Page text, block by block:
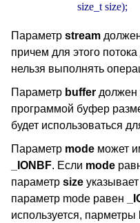
                        size_t size);
Параметр stream
причем для этого
нельзя выполнять
Параметр buffer должен
программой буфер
будет использоваться
Параметр mode может
_IONBF. Если mode
параметр size
параметр mode равен
используется, парметры